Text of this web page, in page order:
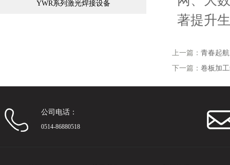
YWR系列激光焊接设备
著提升
上一篇： 青春起
下一篇： 卷板加
公司电话：
0514-86880518